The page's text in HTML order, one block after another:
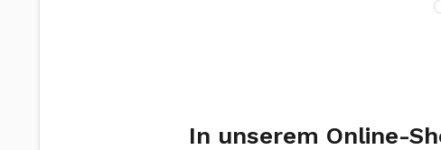
In unserem Online-